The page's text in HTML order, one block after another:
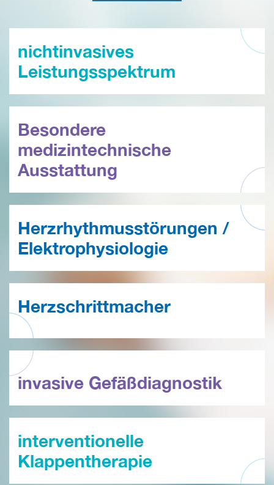
nichtinvasives
Leistungsspektrum
Besondere
medizintechnische
Ausstattung
Herzrhythmusstörungen /
Elektrophysiologie
Herzschrittmacher
invasive Gefäßdiagnostik
interventionelle
Klappentherapie